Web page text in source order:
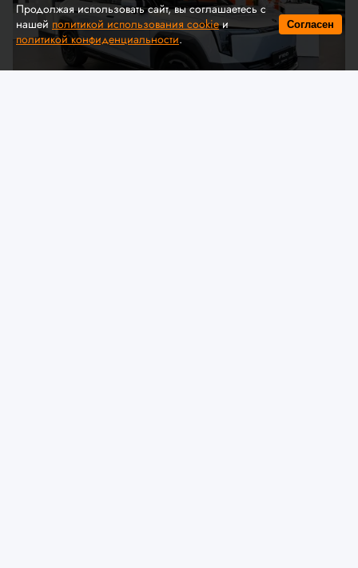
Продолжая использовать сайт, вы соглашаетесь с
нашей политикой использования cookieи
политикой конфиденциальности.
Согласен